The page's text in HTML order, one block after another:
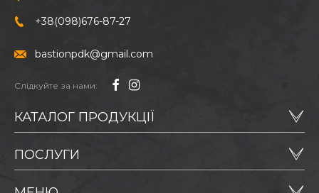
+38(098)676-87-27
bastionpdk@gmail.com
Слідкуйте за нами:
КАТАЛОГ ПРОДУКЦІЇ
ПОСЛУГИ